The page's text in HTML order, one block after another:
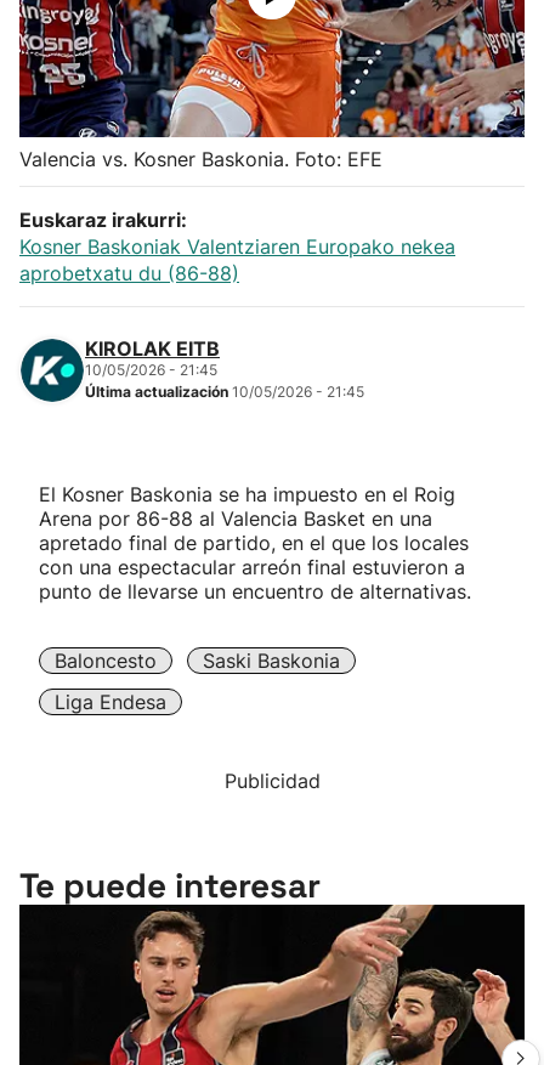
Balonmano
Kirolak 360
Atletismo
Carreras de montaña
"Helmuga"
Valencia vs. Kosner Baskonia. Foto: EFE
Euskaraz irakurri:
Kosner Baskoniak Valentziaren Europako nekea
aprobetxatu du (86-88)
KIROLAK EITB
10/05/2026 - 21:45
Última actualización 10/05/2026 - 21:45
El Kosner Baskonia se ha impuesto en el Roig
Arena por 86-88 al Valencia Basket en una
apretado final de partido, en el que los locales
con una espectacular arreón final estuvieron a
punto de llevarse un encuentro de alternativas.
Baloncesto
Saski Baskonia
Liga Endesa
Publicidad
Te puede interesar